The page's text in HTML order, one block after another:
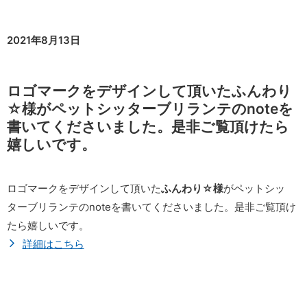
2021年8月13日
ロゴマークをデザインして頂いたふんわり
☆様がペットシッターブリランテのnoteを
書いてくださいました。是非ご覧頂けたら
嬉しいです。
ロゴマークをデザインして頂いたふんわり☆様がペットシッ
ターブリランテのnoteを書いてくださいました。是非ご覧頂け
たら嬉しいです。
詳細はこちら